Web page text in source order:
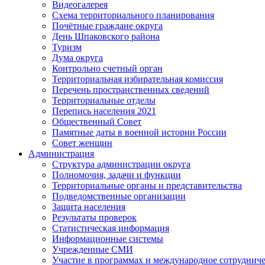
Видеогалерея
Схема территориального планирования
Почётные граждане округа
День Шпаковского района
Туризм
Дума округа
Контрольно счетный орган
Территориальная избирательная комиссия
Перечень пространственных сведений
Территориальные отделы
Перепись населения 2021
Общественный Совет
Памятные даты в военной истории России
Совет женщин
Администрация
Структура администрации округа
Полномочия, задачи и функции
Территориальные органы и представительства
Подведомственные организации
Защита населения
Результаты проверок
Статистическая информация
Информационные системы
Учрежденные СМИ
Участие в программах и международное